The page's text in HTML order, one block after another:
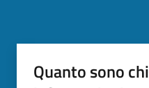
Quanto sono